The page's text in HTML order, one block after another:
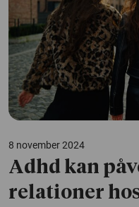
8 november 2024
Adhd kan
relationer